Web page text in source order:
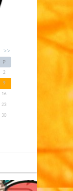
>>
P
2
9
16
23
30